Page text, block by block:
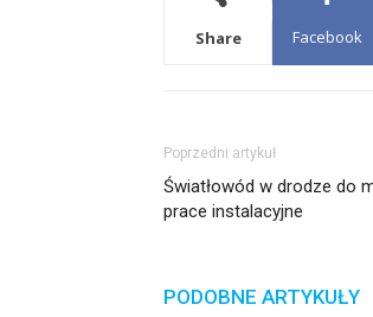
Share Facebook
Poprzedni artykuł
Światłowód w drodze do
prace instalacyjne
PODOBNE ARTYKUŁY